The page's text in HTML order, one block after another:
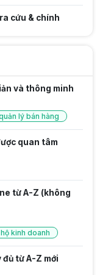
cứu & chính
hành xiaomi
Xanh và tác
Bộ Cho Lập
Tối Ưu Hiệu Suất
và thông minh
lý bán hàng
quan tâm
từ A-Z (không
kinh doanh
từ A-Z mới